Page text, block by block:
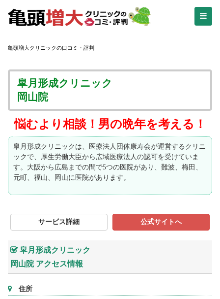
亀頭増大クリニックの口コミ・評判
皐月形成クリニック
岡山院
悩むより相談！男の晩年を考える！
皐月形成クリニックは、医療法人団体康寿会が運営するクリニ
ックで、厚生労働大臣から広域医療法人の認可を受けていま
す。大阪から広島までの間で5つの医院があり、難波、梅田、
元町、福山、岡山に医院があります。
サービス詳細 公式サイトへ
皐月形成クリニック
岡山院 アクセス情報
住所